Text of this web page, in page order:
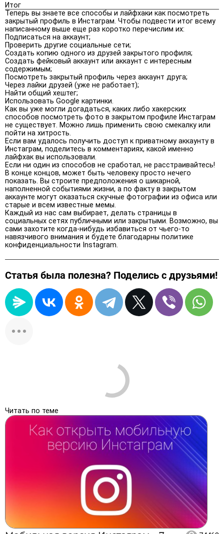
Итог
Теперь вы знаете все способы и лайфхаки как посмотреть
закрытый профиль в Инстаграм. Чтобы подвести итог всему
написанному выше еще раз коротко перечислим их:
Подписаться на аккаунт;
Проверить другие социальные сети;
Создать копию одного из друзей закрытого профиля;
Создать фейковый аккаунт или аккаунт с интересным
содержимым;
Посмотреть закрытый профиль через аккаунт друга;
Через лайки друзей (уже не работает);
Найти общий хештег;
Использовать Google картинки.
Как вы уже могли догадаться, каких либо хакерских
способов посмотреть фото в закрытом профиле Инстаграм
не существует. Можно лишь применить свою смекалку или
пойти на хитрость.
Если вам удалось получить доступ к приватному аккаунту в
Инстаграм, поделитесь в комментариях, какой именно
лайфхак вы использовали.
Если ни один из способов не сработал, не расстраивайтесь!
В конце концов, может быть человеку просто нечего
показать. Вы строите предположения о шикарной,
наполненной событиями жизни, а по факту в закрытом
аккаунте могут оказаться скучные фотографии из офиса или
старые и всем известные мемы.
Каждый из нас сам выбирает, делать страницы в
социальных сетях публичными или закрытыми. Возможно, вы
сами захотите когда-нибудь избавиться от чьего-то
навязчивого внимания и будете благодарны политике
конфиденциальности Instagram.
Статья была полезна? Поделись с друзьями!
Читать по теме